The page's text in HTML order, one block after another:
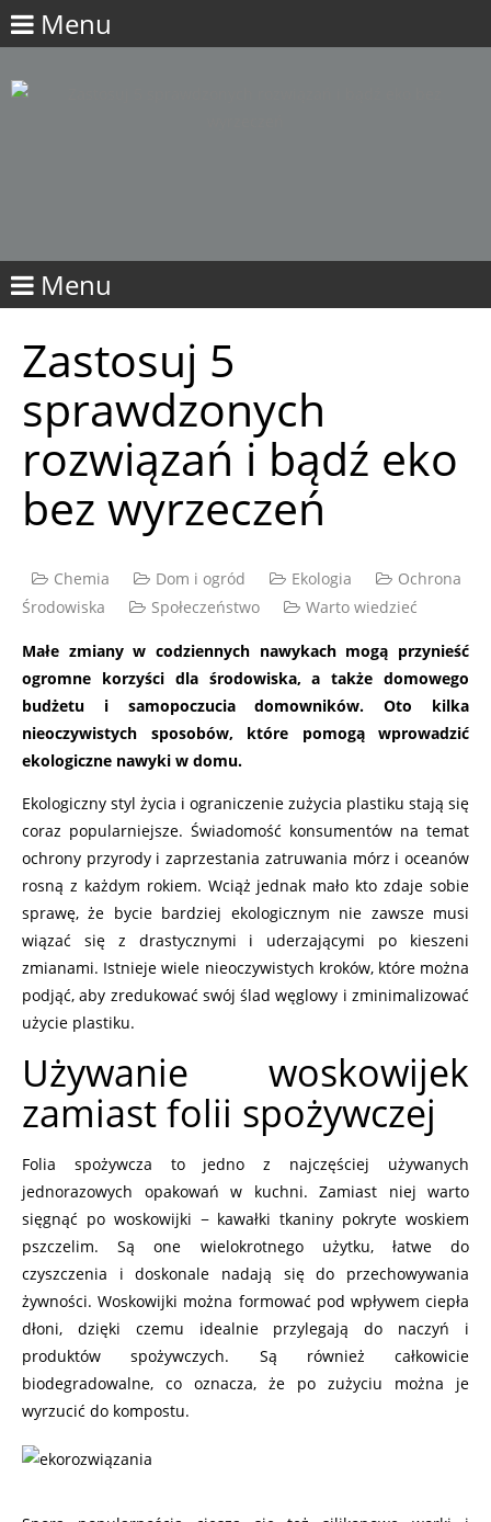
Menu
Menu
Zastosuj 5
sprawdzonych
rozwiązań i bądź eko
bez wyrzeczeń
Chemia Dom i ogród Ekologia
Ochrona
Środowiska
Społeczeństwo Warto wiedzieć
Małe zmiany w codziennych nawykach mogą przynieść
ogromne korzyści dla środowiska, a także domowego
budżetu i samopoczucia domowników. Oto kilka
nieoczywistych sposobów, które pomogą wprowadzić
ekologiczne nawyki w domu.
Ekologiczny styl życia i ograniczenie zużycia plastiku stają się
coraz popularniejsze. Świadomość konsumentów na temat
ochrony przyrody i zaprzestania zatruwania mórz i oceanów
rosną z każdym rokiem. Wciąż jednak mało kto zdaje sobie
sprawę, że bycie bardziej ekologicznym nie zawsze musi
wiązać się z drastycznymi i uderzającymi po kieszeni
zmianami. Istnieje wiele nieoczywistych kroków, które można
podjąć, aby zredukować swój ślad węglowy i zminimalizować
użycie plastiku.
Używanie woskowijek
zamiast folii spożywczej
Folia spożywcza to jedno z najczęściej używanych
jednorazowych opakowań w kuchni. Zamiast niej warto
sięgnąć po woskowijki − kawałki tkaniny pokryte woskiem
pszczelim. Są one wielokrotnego użytku, łatwe do
czyszczenia i doskonale nadają się do przechowywania
żywności. Woskowijki można formować pod wpływem ciepła
dłoni, dzięki czemu idealnie przylegają do naczyń i
produktów spożywczych. Są również całkowicie
biodegradowalne, co oznacza, że po zużyciu można je
wyrzucić do kompostu.